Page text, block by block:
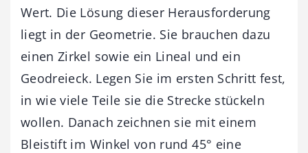
Wert. Die Lösung dieser Herausforderung
liegt in der Geometrie. Sie brauchen dazu
einen Zirkel sowie ein Lineal und ein
Geodreieck. Legen Sie im ersten Schritt fest,
in wie viele Teile sie die Strecke stückeln
wollen. Danach zeichnen sie mit einem
Bleistift im Winkel von rund 45° eine